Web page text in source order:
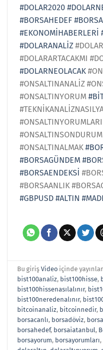
#DOLAR2020
#BORSAHEDEF
#EKONOMİHABERLERİ
#DOLARANALİZ
#DOLARARTACAKMI
#DOLARNEOLACAK
#ONSALTINANALİZ
#ONSALTINYORUM
#ONSALTINALMAK
#BORSAGÜNDEM
#BORSAENDEKSİ
#BORSAANLIK
#GBPUSD #ALTIN
Bu girişVideo içinde
bist100analiz, bist100hisse,
bist100hissenasılalınır,
bist100neredenalınır,
bitcoinanaliz, bitcoinnedir,
borsacanlı, borsadöviz,
borsahedef, borsaiatanbul,
borsayorum, borsayorumları,